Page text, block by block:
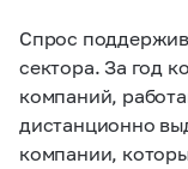
Спрос
сектора. За год
компаний,
дистанционно
компании,